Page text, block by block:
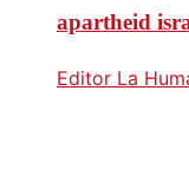
apartheid
Editor La